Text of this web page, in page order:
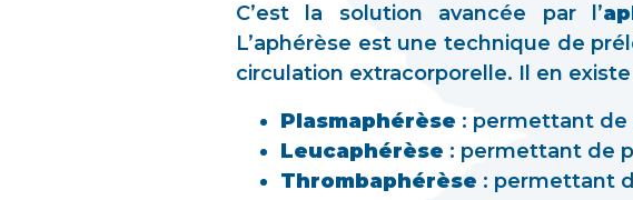
C’est la solution avancée par l’
L’aphérèse est une technique de
circulation extracorporelle. Il en
Plasmaphérèse : permettant de
Leucaphérèse : permettant de
Thrombaphérèse : permettant